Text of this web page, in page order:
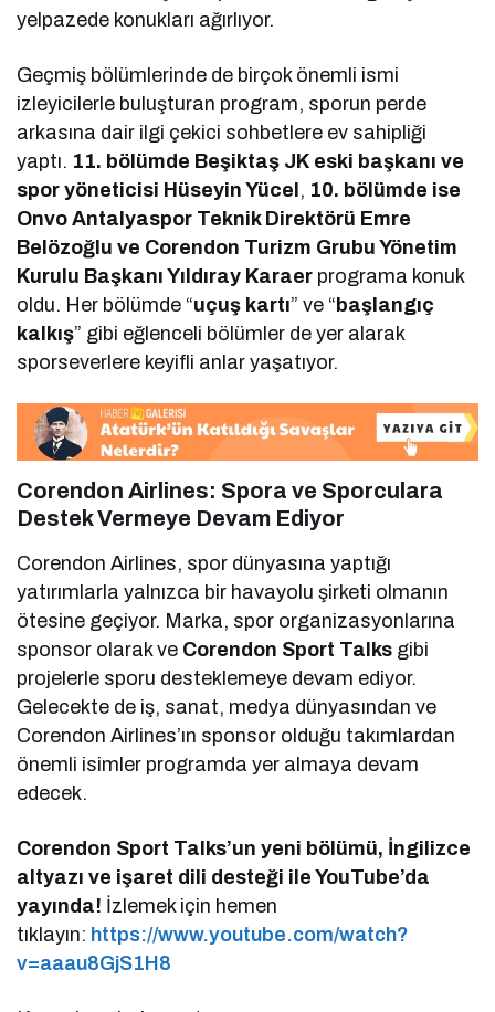
yelpazede konukları ağırlıyor.
Geçmiş bölümlerinde de birçok önemli ismi
izleyicilerle buluşturan program, sporun perde
arkasına dair ilgi çekici sohbetlere ev sahipliği
yaptı. 11. bölümde Beşiktaş JK eski başkanı ve
spor yöneticisi Hüseyin Yücel , 10. bölümde ise
Onvo Antalyaspor Teknik Direktörü Emre
Belözoğlu ve Corendon Turizm Grubu Yönetim
Kurulu Başkanı Yıldıray Karaer programa konuk
oldu. Her bölümde “uçuş kartı” ve “ başlangıç
kalkış” gibi eğlenceli bölümler de yer alarak
sporseverlere keyifli anlar yaşatıyor.
Corendon Airlines: Spora ve Sporculara
Destek Vermeye Devam Ediyor
Corendon Airlines, spor dünyasına yaptığı
yatırımlarla yalnızca bir havayolu şirketi olmanın
ötesine geçiyor. Marka, spor organizasyonlarına
sponsor olarak ve Corendon Sport Talks gibi
projelerle sporu desteklemeye devam ediyor.
Gelecekte de iş, sanat, medya dünyasından ve
Corendon Airlines’ın sponsor olduğu takımlardan
önemli isimler programda yer almaya devam
edecek.
Corendon Sport Talks’un yeni bölümü, İngilizce
altyazı ve işaret dili desteği ile YouTube’da
yayında! İzlemek için hemen
tıklayın: https://www.youtube.com/watch?
v=aaau8GjS1H8